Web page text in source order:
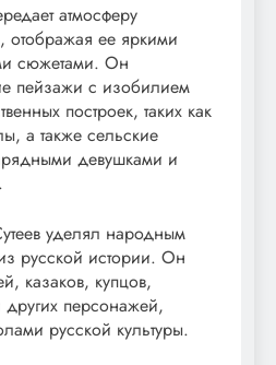
атмосферу
ее яркими
сюжетами. Он
пейзажи с изобилием
построек, таких как
а также сельские
девушками и
уделял народным
русской истории. Он
казаков, купцов,
других персонажей,
русской культуры.